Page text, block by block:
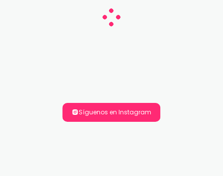
Síguenos en Instagram